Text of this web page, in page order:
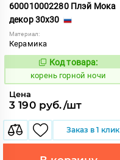
600010002280 Плэй Мока
декор 30x30
Материал:
Керамика
783686
Код товара:
корень горной ночи
Цена
3 190 руб./шт
Заказ в 1 клик